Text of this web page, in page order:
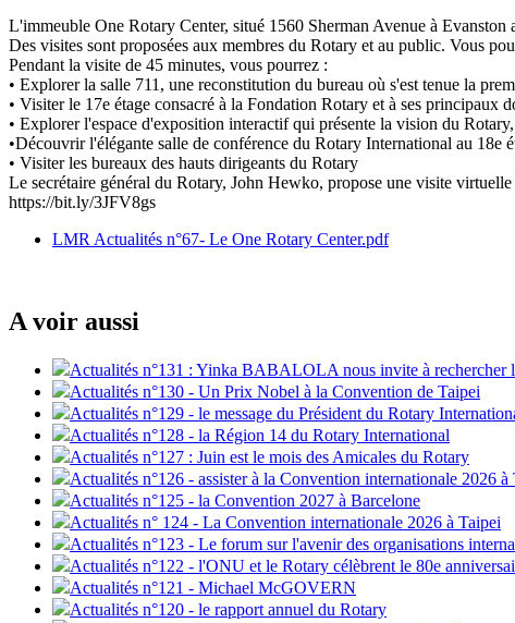
L'immeuble One Rotary Center, situé 1560 Sherman Avenue à
Des visites sont proposées aux membres du Rotary et au public. Vous
Pendant la visite de 45 minutes, vous pourrez :
• Explorer la salle 711, une reconstitution du bureau où s'est tenue la
• Visiter le 17e étage consacré à la Fondation Rotary et à ses principaux
• Explorer l'espace d'exposition interactif qui présente la vision du
•Découvrir l'élégante salle de conférence du Rotary International au
• Visiter les bureaux des hauts dirigeants du Rotary
Le secrétaire général du Rotary, John Hewko, propose une visite
https://bit.ly/3JFV8gs
LMR Actualités n°67- Le One Rotary Center.pdf
A voir aussi
Actualités n°131 : Yinka BABALOLA nous invite à rechercher
Actualités n°130 - Un Prix Nobel à la Convention de Taipei
Actualités n°129 - le message du Président du Rotary
Actualités n°128 - la Région 14 du Rotary International
Actualités n°127 : Juin est le mois des Amicales du Rotary
Actualités n°126 - assister à la Convention internationale 2026 à
Actualités n°125 - la Convention 2027 à Barcelone
Actualités n° 124 - La Convention internationale 2026 à Taipei
Actualités n°123 - Le forum sur l'avenir des organisations
Actualités n°122 - l'ONU et le Rotary célèbrent le 80e
Actualités n°121 - Michael McGOVERN
Actualités n°120 - le rapport annuel du Rotary